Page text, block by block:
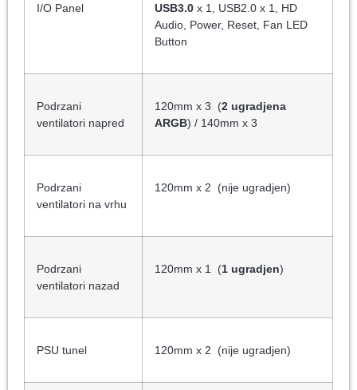
I/O Panel USB3.0 x 1, USB2.0 x 1, HD
Audio, Power, Reset, Fan LED
Button
Podrzani
ventilatori napred
120mm x 3 (2 ugradjena
ARGB) / 140mm x 3
Podrzani
ventilatori na vrhu
120mm x 2 (nije ugradjen)
Podrzani
ventilatori nazad
120mm x 1 (1 ugradjen)
PSU tunel 120mm x 2 (nije ugradjen)